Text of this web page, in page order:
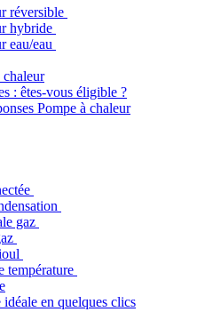
réversible
hybride
eau/eau
chaleur
: êtes-vous éligible ?
Pompe à chaleur
gaz
température
en quelques clics